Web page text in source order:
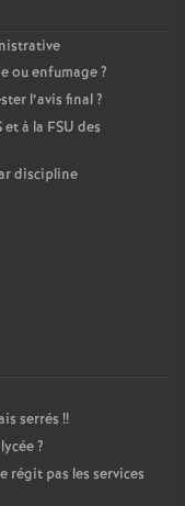
ou enfumage?
l’avis final?
à la FSU des
discipline
serrés !!
?
régit pas les services